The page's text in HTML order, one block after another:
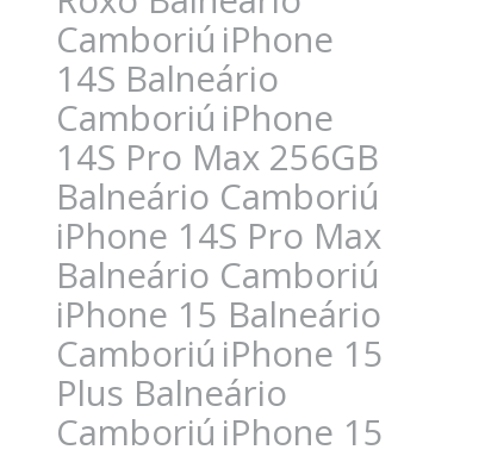
Camboriú iPhone
14S Balneário
Camboriú iPhone
14S Pro Max 256GB
Balneário Camboriú
iPhone 14S Pro Max
Balneário Camboriú
iPhone 15 Balneário
Camboriú iPhone 15
Plus Balneário
Camboriú iPhone 15